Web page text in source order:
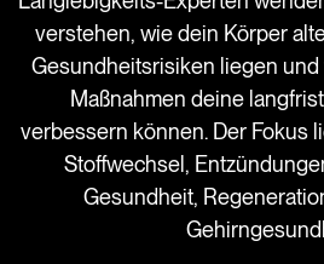
verstehen, wie dein Körper
Gesundheitsrisiken liegen
Maßnahmen deine
verbessern können. Der Fokus
Stoffwechsel,
Gesundheit,